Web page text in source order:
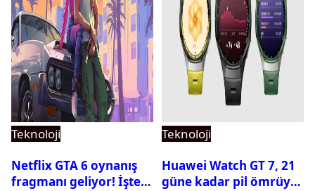
Teknoloji
Netflix GTA 6 oynanış
fragmanı geliyor! İşte
Teknoloji
Huawei Watch GT 7, 21
güne kadar pil ömrüyle